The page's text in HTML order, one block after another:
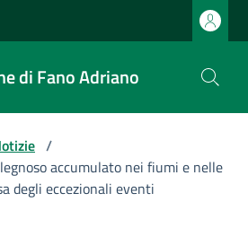
di Fano Adriano
/
accumulato nei fiumi e nelle
degli eccezionali eventi